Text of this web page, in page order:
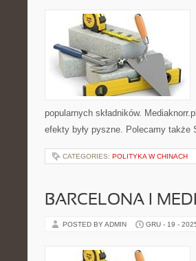
popularnych składników.
efekty były pyszne. Polecamy
CATEGORIES: POLITYKA W CHINACH
BARCELONA I
POSTED BY ADMIN GRU - 19 -